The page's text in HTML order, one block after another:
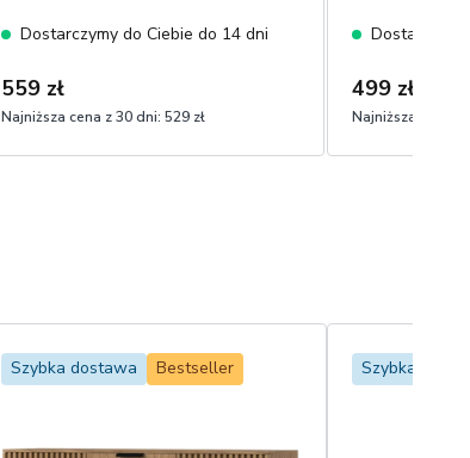
Dostarczymy do Ciebie do 14 dni
559 zł
Najniższa cena z 30 dni: 529 zł
499 zł
Najniższa cena z
Szybka dostawa Bestseller Szybka